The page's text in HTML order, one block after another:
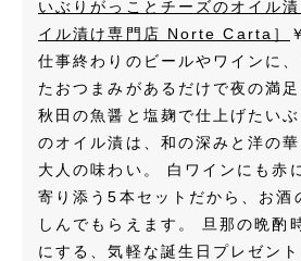
いぶりがっことチーズのオイル
イル漬け専門店 Norte Carta］
仕事終わりのビールやワインに
たおつまみがあるだけで夜の満足
秋田の魚醤と塩麹で仕上げたい
のオイル漬は、和の深みと洋の
大人の味わい。 白ワインにも赤
寄り添う5本セットだから、お酒
しんでもらえます。 旦那の晩酌
にする、気軽な誕生日プレゼント